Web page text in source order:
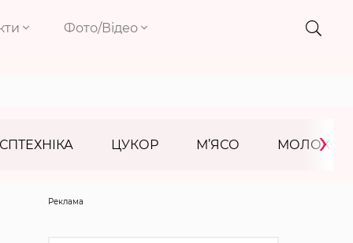
Фото/Відео
ЦУКОР М’ЯСО МОЛОКО
›
Реклама